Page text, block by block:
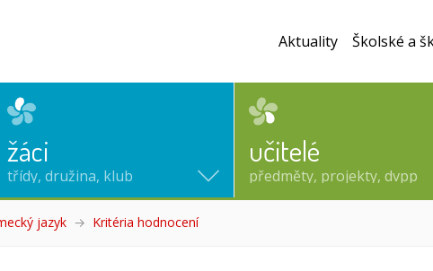
žáci
třídy, družina, klub
učitelé
předměty, projekty, dvpp
Aktuality Školské a
jazyk Kritéria hodnocení(aktuální)